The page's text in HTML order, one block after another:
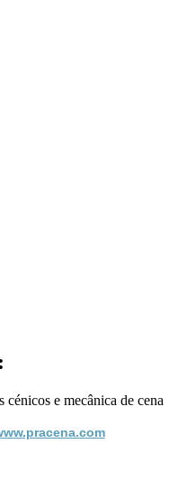
e mecânica de cena